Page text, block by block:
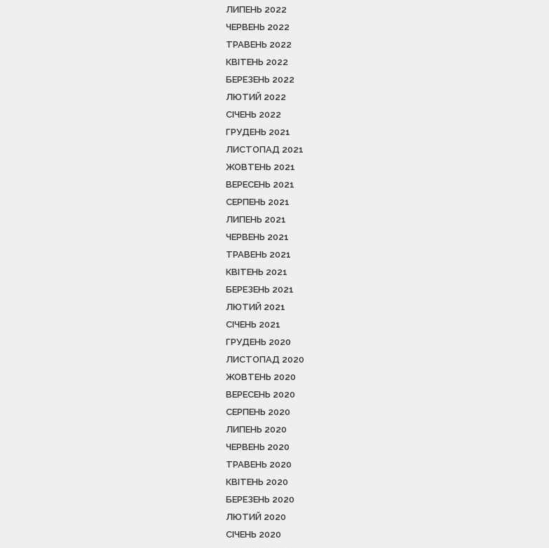
ЛИПЕНЬ 2022
ЧЕРВЕНЬ 2022
ТРАВЕНЬ 2022
КВІТЕНЬ 2022
БЕРЕЗЕНЬ 2022
ЛЮТИЙ 2022
СІЧЕНЬ 2022
ГРУДЕНЬ 2021
ЛИСТОПАД 2021
ЖОВТЕНЬ 2021
ВЕРЕСЕНЬ 2021
СЕРПЕНЬ 2021
ЛИПЕНЬ 2021
ЧЕРВЕНЬ 2021
ТРАВЕНЬ 2021
КВІТЕНЬ 2021
БЕРЕЗЕНЬ 2021
ЛЮТИЙ 2021
СІЧЕНЬ 2021
ГРУДЕНЬ 2020
ЛИСТОПАД 2020
ЖОВТЕНЬ 2020
ВЕРЕСЕНЬ 2020
СЕРПЕНЬ 2020
ЛИПЕНЬ 2020
ЧЕРВЕНЬ 2020
ТРАВЕНЬ 2020
КВІТЕНЬ 2020
БЕРЕЗЕНЬ 2020
ЛЮТИЙ 2020
СІЧЕНЬ 2020